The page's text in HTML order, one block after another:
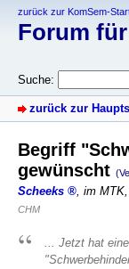
zurück zur KomSem-
Forum
Suche:
zurück zur
Begriff
gewünscht
Scheeks , im MTK,
CHM
... Jetzt hat